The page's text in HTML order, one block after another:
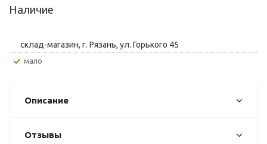
Наличие
склад-магазин, г. Рязань, ул. Горького 45
Мало
Описание
Отзывы